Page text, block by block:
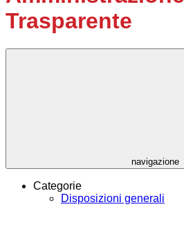
Trasparente
navigazione
Categorie
Disposizioni generali